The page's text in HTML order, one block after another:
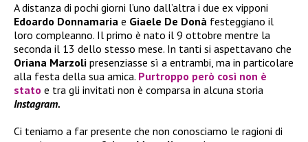
A distanza di pochi giorni l’uno dall’altra i due ex vipponi
Edoardo Donnamaria e Giaele De Donà festeggiano il
loro compleanno. Il primo è nato il 9 ottobre mentre la
seconda il 13 dello stesso mese. In tanti si aspettavano che
Oriana Marzoli presenziasse sì a entrambi, ma in particolare
alla festa della sua amica. Purtroppo però così non è
stato e tra gli invitati non è comparsa in alcuna storia
Instagram.
Ci teniamo a far presente che non conosciamo le ragioni di